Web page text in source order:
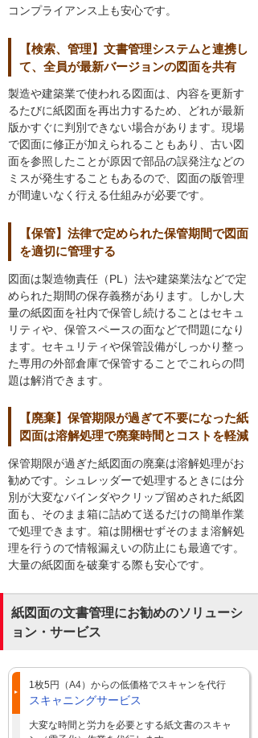
コンプライアンス上も安心です。
【検索、管理】文書管理システムと連携し
て、全員が最新バージョンの図面を共有
製造や建築業で使われる図面は、内容を更新す
るたびに紙図面を再出力するため、どれが最新
版かすぐに判別できない場合があります。現場
で図面に修正が加えられることもあり、古い図
面を参照したことが原因で部品の誤発注などの
ミスが発生することもあるので、図面の版管理
が間違いなく行える仕組みが必要です。
【保管】法律で定められた保管期間で図面
を適切に管理する
図面は製造物責任（PL）法や建築業法などで定
められた期間の保存義務があります。しかし大
量の紙図面を社内で保管し続けることはセキュ
リティや、保管スペースの面などで問題になり
ます。セキュリティや保管設備がしっかり整っ
た専用の外部倉庫で保管することでこれらの問
題は解消できます。
【廃棄】保管期限が過ぎて不要になった紙
図面は溶解処理で廃棄時間とコストを軽減
保管期限が過ぎた紙図面の廃棄は溶解処理がお
勧めです。シュレッダーで処理するときには分
別が大変なバインダやクリップ留めされた紙図
面も、そのまま箱に詰めて送るだけの簡単作業
で処理できます。箱は開梱せずそのまま溶解処
理を行うので情報漏えいの防止にも最適です。
大量の紙図面を破棄する際も安心です。
紙図面の文書管理にお勧めのソリューシ
ョン・サービス
1枚5円（A4）からの低価格でスキャンを代行
スキャニングサービス
大変な時間と労力を必要とする紙文書のスキャ